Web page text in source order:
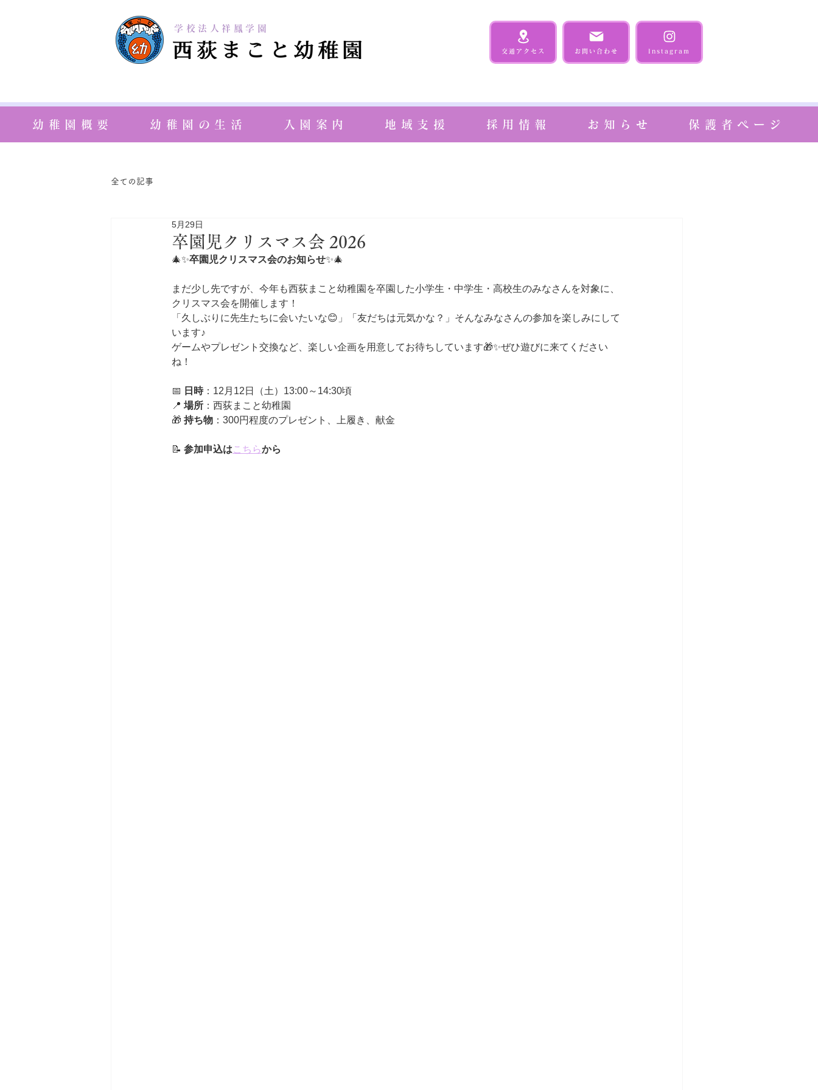
学校法人祥鳳学園
交通アクセス お問い合わせ Instagram
幼稚園概要 幼稚園の生活 入園案内 地域支援 採用情報 お知らせ 保護者ページ
全ての記事
卒園児クリスマス会 2026
5月29日
🎄✨卒園児クリスマス会のお知らせ✨🎄
まだ少し先ですが、今年も西荻まこと幼稚園を卒園した小学生・中学生・高校生のみなさんを対象に、
クリスマス会を開催します！
「久しぶりに先生たちに会いたいな😊」「友だちは元気かな？」そんなみなさんの参加を楽しみにして
います♪
ゲームやプレゼント交換など、楽しい企画を用意してお待ちしています🎁✨ぜひ遊びに来てください
ね！
📅 日時：12月12日（土）13:00～14:30頃
📍 場所 ：西荻まこと幼稚園
🎁 持ち物 ：300円程度のプレゼント、上履き、献金
📝 参加申込はこちらから